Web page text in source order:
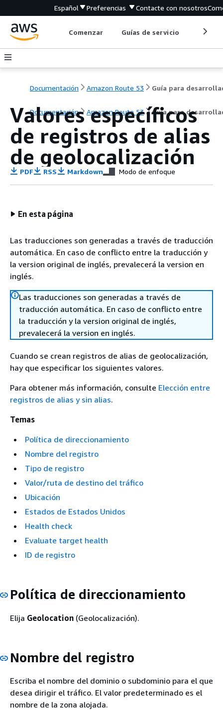
Español Preferencias Contacte con nosotros
Comenzar Guías de servicio
Documentación Amazon Route 53
Documentación Amazon Route 53 Guía para
Valores específicos
de registros de alias
de geolocalización
PDF RSS Markdown Modo de enfoque
En esta página
Las traducciones son generadas a través de traducción
automática. En caso de conflicto entre la traducción y
la version original de inglés, prevalecerá la version en
inglés.
Las traducciones son generadas a través de
traducción automática. En caso de conflicto entre
la traducción y la version original de inglés,
prevalecerá la version en inglés.
Cuando se crean registros de alias de geolocalización,
hay que especificar los siguientes valores.
Para obtener más información, consulte Elección entre
registros de alias y sin alias.
Temas
Política de direccionamiento
Nombre del registro
Tipo de registro
Valor/ruta de destino del tráfico
Ubicación
Estados de Estados Unidos
Health check
Evaluate target health
ID de registro
Política de direccionamiento
Elija Geolocation (Geolocalización).
Nombre del registro
Escriba el nombre del dominio o subdominio para el que
desea dirigir el tráfico. El valor predeterminado es el
nombre de la zona alojada.